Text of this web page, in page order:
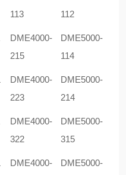
113
112
DME4000-
215
DME5000-
114
DME4000-
223
DME5000-
214
DME4000-
322
DME5000-
315
DME4000-
DME5000-